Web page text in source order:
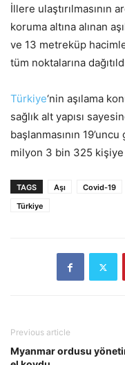
İllere ulaştırılmasının
koruma altına alınan
ve 13 metreküp
tüm noktalarına
Türkiye‘nin aşılama
sağlık alt yapısı
başlanmasının
milyon 3 bin 325 kişiye
TAGS Aşı Covid-19
Türkiye
Previous article
Myanmar ordusu